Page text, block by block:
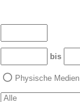
bis
Physische Medien